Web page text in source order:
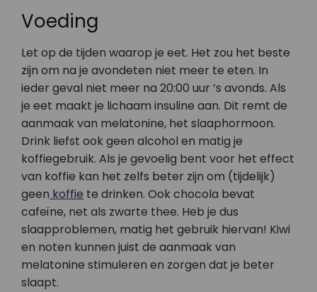
Voeding
Let op de tijden waarop je eet. Het zou het beste
zijn om na je avondeten niet meer te eten. In
ieder geval niet meer na 20:00 uur ’s avonds. Als
je eet maakt je lichaam insuline aan. Dit remt de
aanmaak van melatonine, het slaaphormoon.
Drink liefst ook geen alcohol en matig je
koffiegebruik. Als je gevoelig bent voor het effect
van koffie kan het zelfs beter zijn om (tijdelijk)
geen koffie te drinken. Ook chocola bevat
cafeïne, net als zwarte thee. Heb je dus
slaapproblemen, matig het gebruik hiervan! Kiwi
en noten kunnen juist de aanmaak van
melatonine stimuleren en zorgen dat je beter
slaapt.